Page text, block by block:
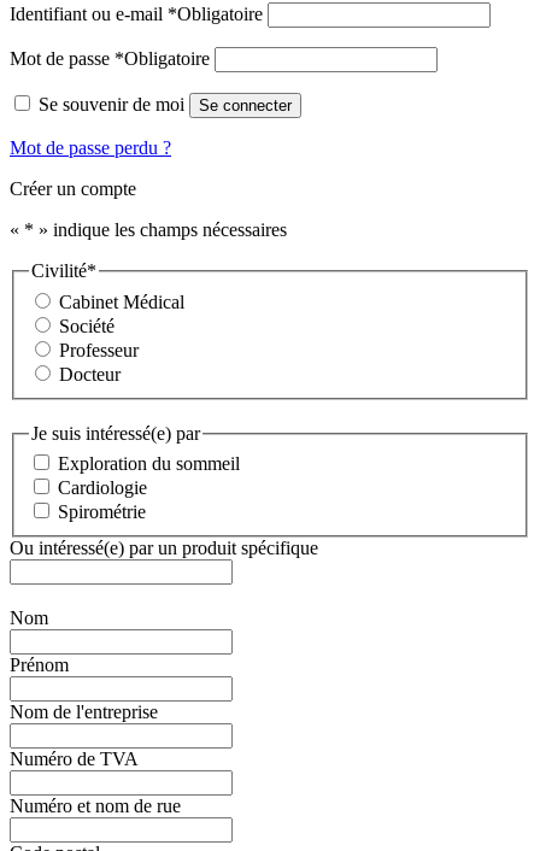
Identifiant ou e-mail *Obligatoire
Mot de passe *Obligatoire
Se souvenir de moi Se connecter
Mot de passe perdu ?
Créer un compte
« * » indique les champs nécessaires
Civilité*
Cabinet Médical
Société
Professeur
Docteur
Je suis intéressé(e) par
Exploration du sommeil
Cardiologie
Spirométrie
Ou intéressé(e) par un produit spécifique
Nom
Prénom
Nom de l'entreprise
Numéro de TVA
Numéro et nom de rue